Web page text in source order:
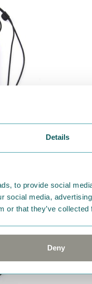
Details
to provide social
social media,
or that they’ve
Deny